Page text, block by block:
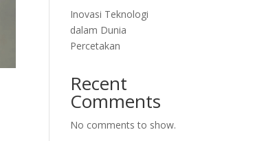
Inovasi Teknologi
dalam Dunia
Percetakan
Recent
Comments
No comments to show.